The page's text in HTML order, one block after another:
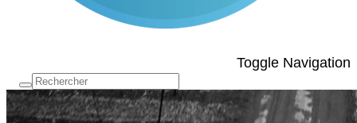
Toggle Navigation